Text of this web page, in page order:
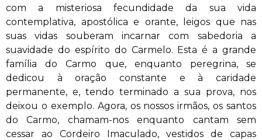
com a misteriosa fecundidade da sua vida
contemplativa, apostólica e orante, leigos que nas
suas vidas souberam incarnar com sabedoria a
suavidade do espírito do Carmelo. Esta é a grande
família do Carmo que, enquanto peregrina, se
dedicou à oração constante e à caridade
permanente, e, tendo terminado a sua prova, nos
deixou o exemplo. Agora, os nossos irmãos, os santos
do Carmo, chamam-nos enquanto cantam sem
cessar ao Cordeiro Imaculado, vestidos de capas